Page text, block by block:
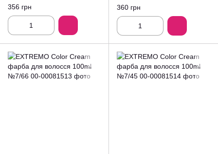
№8.4
356 грн
№7/88
360 грн